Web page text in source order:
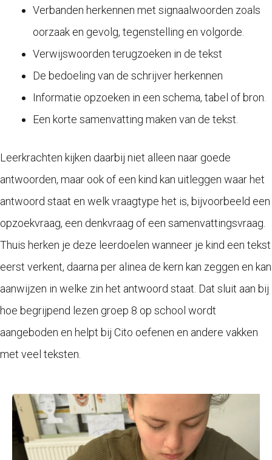
Verbanden herkennen met signaalwoorden zoals
oorzaak en gevolg, tegenstelling en volgorde.
Verwijswoorden terugzoeken in de tekst
De bedoeling van de schrijver herkennen
Informatie opzoeken in een schema, tabel of bron.
Een korte samenvatting maken van de tekst.
Leerkrachten kijken daarbij niet alleen naar goede
antwoorden, maar ook of een kind kan uitleggen waar het
antwoord staat en welk vraagtype het is, bijvoorbeeld een
opzoekvraag, een denkvraag of een samenvattingsvraag.
Thuis herken je deze leerdoelen wanneer je kind een tekst
eerst verkent, daarna per alinea de kern kan zeggen en kan
aanwijzen in welke zin het antwoord staat. Dat sluit aan bij
hoe begrijpend lezen groep 8 op school wordt
aangeboden en helpt bij Cito oefenen en andere vakken
met veel teksten.